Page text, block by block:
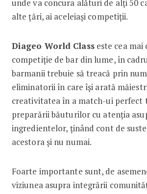
unde va concura alături de alți 50
alte țări, ai aceleiași competiții.
Diageo World Classeste cea mai
competiție de bar din lume, în
barmanii trebuie să treacă prin
eliminatorii în care își arată
creativitatea în a match-ui perfect
preparării băuturilor cu atenția
ingredientelor, ținând cont de
acestora și nu numai.
Foarte importante sunt, de
viziunea asupra integrării